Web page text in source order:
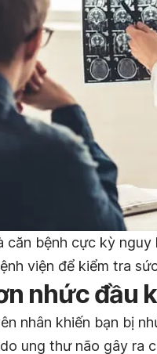
căn bệnh cực kỳ
viện để kiểm tra
nhức đầu
nhân khiến bạn bị
ung thư não gây ra